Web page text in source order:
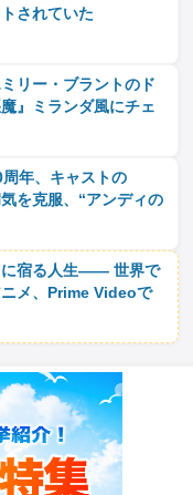
されていた
リー・ブラントのド
』ミランダ風にチェ
周年、キャストの
を克服、“アンディの
に宿る人生―― 世界で
メ、Prime Videoで